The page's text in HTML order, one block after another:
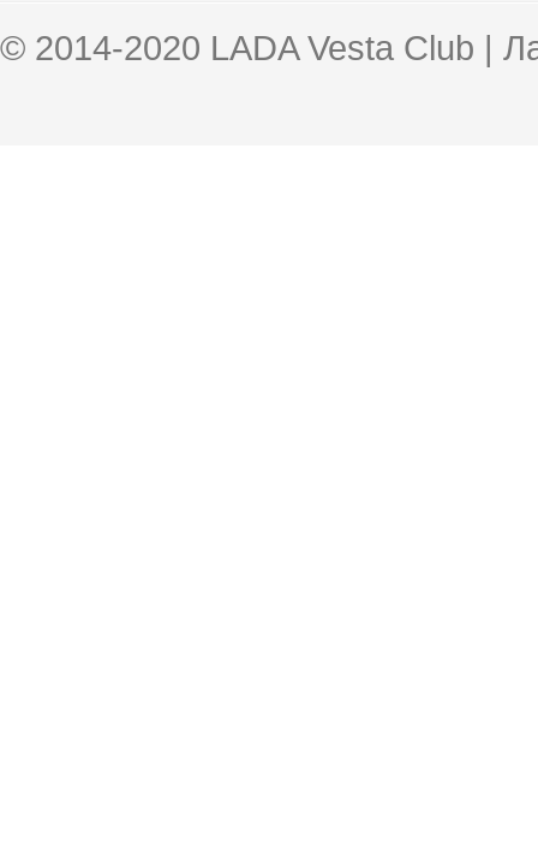
© 2014-2020 LADA Vesta Club |